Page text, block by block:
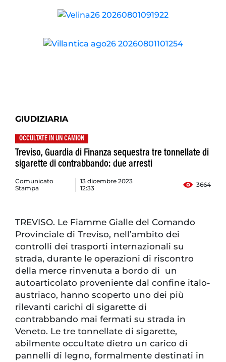
GIUDIZIARIA
OCCULTATE IN UN CAMION
Treviso, Guardia di Finanza sequestra tre tonnellate di
sigarette di contrabbando: due arresti
Comunicato
Stampa
13 dicembre 2023
12:33
3664
TREVISO. Le Fiamme Gialle del Comando
Provinciale di Treviso, nell’ambito dei
controlli dei trasporti internazionali su
strada, durante le operazioni di riscontro
della merce rinvenuta a bordo di un
autoarticolato proveniente dal confine italo-
austriaco, hanno scoperto uno dei più
rilevanti carichi di sigarette di
contrabbando mai fermati su strada in
Veneto. Le tre tonnellate di sigarette,
abilmente occultate dietro un carico di
pannelli di legno, formalmente destinati in